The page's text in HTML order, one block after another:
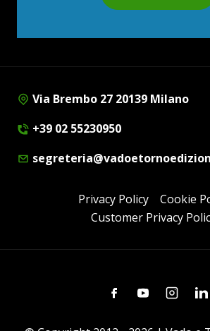
Via Brembo 27 20139 Milano
+39 02 55230950
Privacy Policy
Cookie
Customer Privacy
FacebookYoutube